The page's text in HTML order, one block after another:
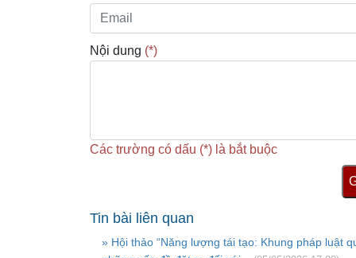
Nội dung (*)
Các trường có dấu (*) là bắt buộc
Tin bài liên quan
» Hội thảo “Năng lượng tái tạo: Khung pháp luật